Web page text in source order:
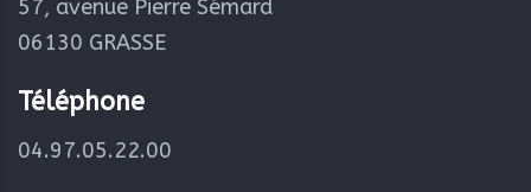
57, avenue Pierre Sémard
06130 GRASSE
Téléphone
04.97.05.22.00